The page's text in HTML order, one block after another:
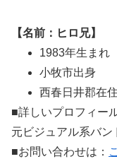
【名前：ヒロ兄】
1983年生まれ
小牧市出身
西春日井郡在住
■詳しいプロフィー
元ビジュアル系バン
■お問い合わせは：